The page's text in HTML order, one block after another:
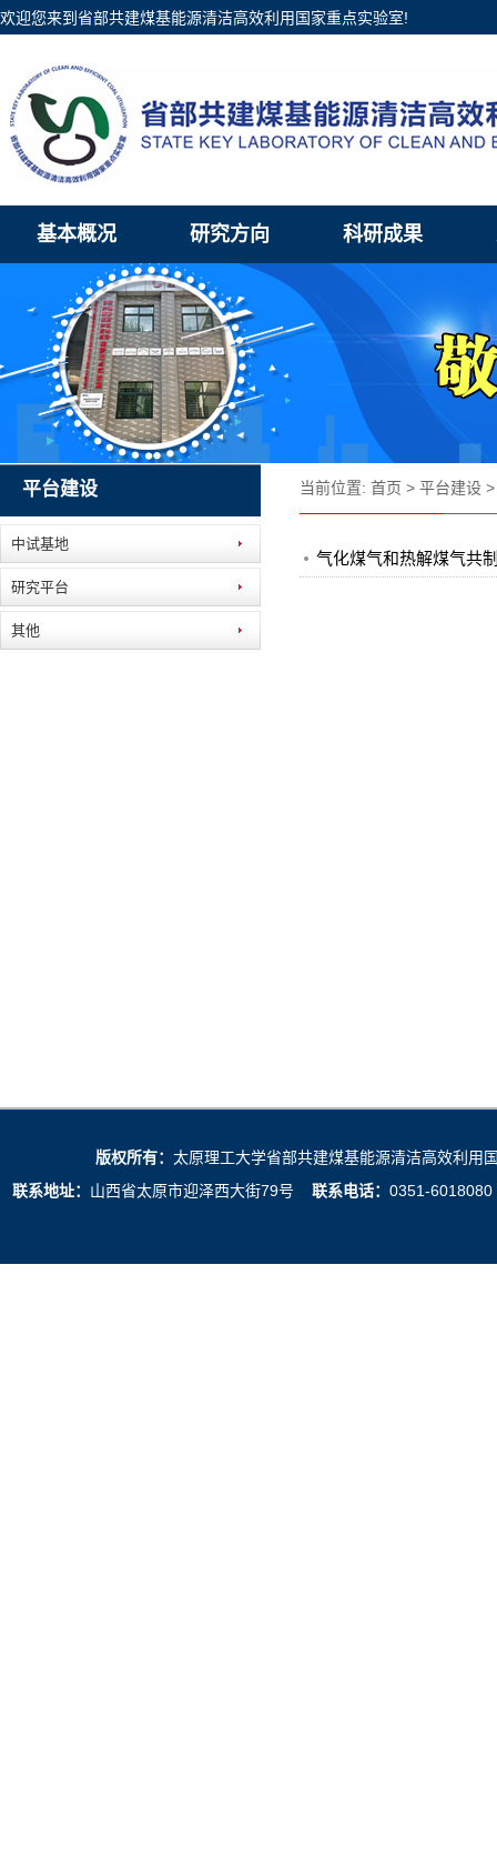
欢迎您来到省部共建煤基能源清洁高效利用国家重点实验室!
基本概况 研究方向 科研成果
平台建设
中试基地
研究平台
其他
当前位置: 首页 > 平台建设
气化煤气和热解煤气共
版权所有： 太原理工大学省部共建煤基能源清洁高效利用
联系地址： 山西省太原市迎泽西大街79号 联系电话： 0351-